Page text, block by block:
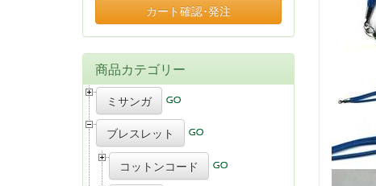
カート確認･発注
商品カテゴリー
ミサンガ
ブレスレット
コットンコード